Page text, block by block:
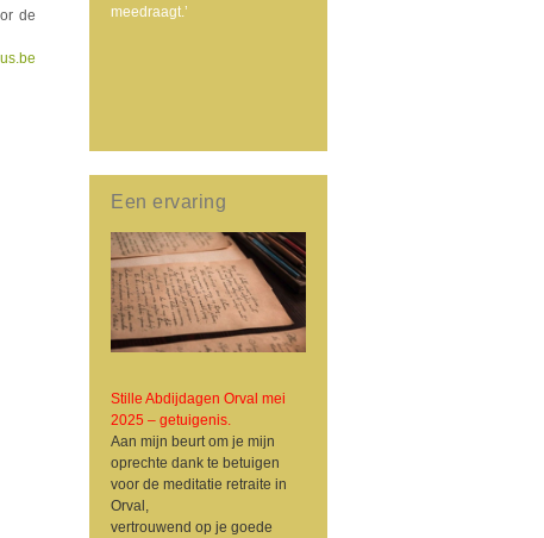
meedraagt.’
Een ervaring
Stille Abdijdagen Orval mei
2025 – getuigenis.
Aan mijn beurt om je mijn
oprechte dank te betuigen
voor de meditatie retraite in
Orval,
vertrouwend op je goede
de